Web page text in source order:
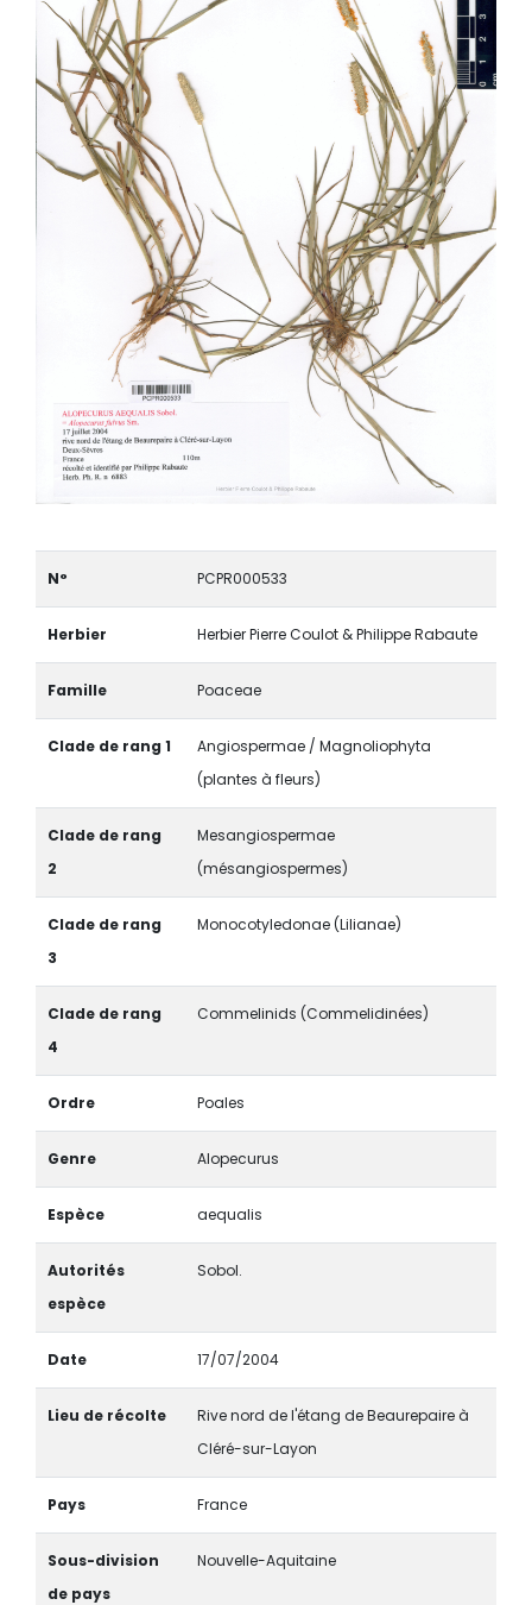
N° PCPR000533
Herbier Herbier Pierre Coulot & Philippe Rabaute
Famille Poaceae
Clade de rang 1
Angiospermae / Magnoliophyta
(plantes à fleurs)
Clade de rang
2
Mesangiospermae
(mésangiospermes)
Clade de rang
3
Monocotyledonae (Lilianae)
Clade de rang
4
Commelinids (Commelidinées)
Ordre Poales
Genre Alopecurus
Espèce aequalis
Autorités
espèce
Sobol.
Date 17/07/2004
Lieu de récolte
Rive nord de l'étang de Beaurepaire à
Cléré-sur-Layon
Pays France
Sous-division
de pays
Nouvelle-Aquitaine